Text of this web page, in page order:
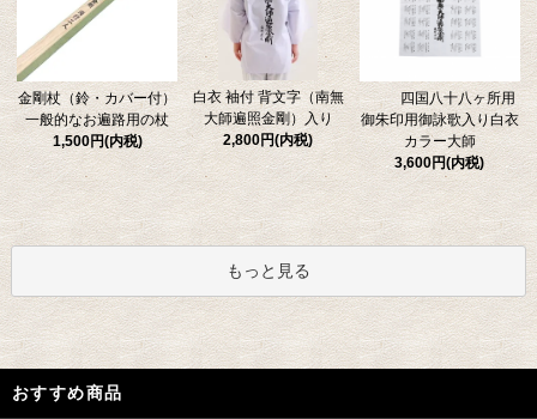
金剛杖（鈴・カバー付）
一般的なお遍路用の杖
1,500円(内税)
白衣 袖付 背文字（南無
大師遍照金剛）入り
2,800円(内税)
四国八十八ヶ所用
御朱印用御詠歌入り白衣
カラー大師
3,600円(内税)
もっと見る
おすすめ商品